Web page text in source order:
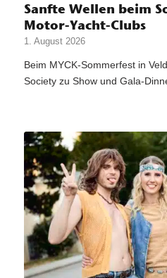
Sanfte Wellen beim
Motor-Yacht-Clubs
1. August 2026
Beim MYCK-Sommerfest in
Society zu Show und Gala-